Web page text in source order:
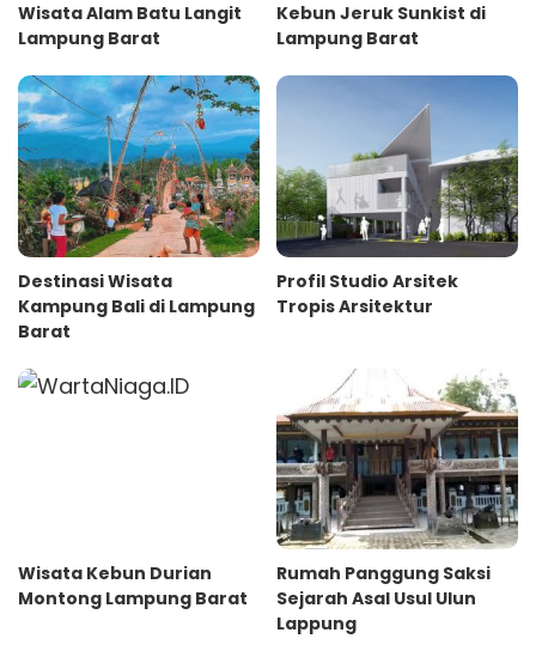
Wisata Alam Batu Langit
Lampung Barat
Kebun Jeruk Sunkist di
Lampung Barat
Destinasi Wisata
Kampung Bali di Lampung
Barat
Profil Studio Arsitek
Tropis Arsitektur
Wisata Kebun Durian
Montong Lampung Barat
Rumah Panggung Saksi
Sejarah Asal Usul Ulun
Lappung